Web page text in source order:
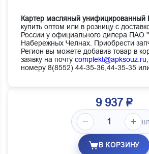
Картер масляный
купить оптом или в розницу с
России у официального дилера ПАО
Набережных Челнах. Приобрести
Регион вы можете добавив товар в
заявку на почту complekt@apksouz.ru,
номеру 8(8552) 44-35-36,44-35-35
9 937 ₽
В КОРЗИНУ